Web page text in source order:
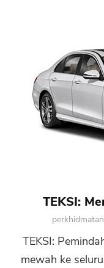
TEKSI:
TEKSI:
mewah ke